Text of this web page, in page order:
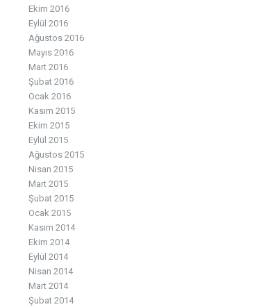
Ekim 2016
Eylül 2016
Ağustos 2016
Mayıs 2016
Mart 2016
Şubat 2016
Ocak 2016
Kasım 2015
Ekim 2015
Eylül 2015
Ağustos 2015
Nisan 2015
Mart 2015
Şubat 2015
Ocak 2015
Kasım 2014
Ekim 2014
Eylül 2014
Nisan 2014
Mart 2014
Şubat 2014